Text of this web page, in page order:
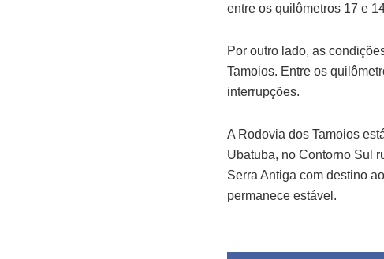
entre os quilômetros 17 e
Por outro lado, as
Tamoios. Entre os
interrupções.
A Rodovia dos Tamoios
Ubatuba, no Contorno Sul
Serra Antiga com destino
permanece estável.